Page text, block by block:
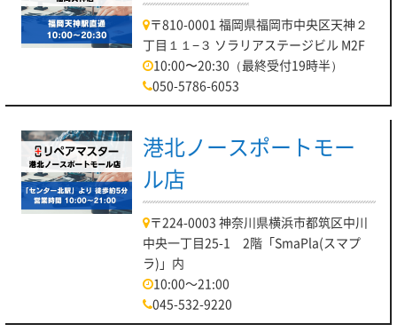
ております。
現在時短営業中です！
まず最初は、修理メニューです！
当店ではPC修理を幅広く対応させていただいております。
・起動不良
・バッテリー交換
・データ救出
等をはじめとする様々な修理メニューをご用意しております。
充電器を外すとすぐシャットダウンしてしまうノートパソコ
〒810-0001 福岡県福岡市中央区天神２
丁目１１−３ ソラリアステージビル M2F
10:00〜20:30（最終受付19時半）
050-5786-6053
港北ノースポートモー
ル店
〒224-0003 神奈川県横浜市都筑区中川
中央一丁目25-1 2階「SmaPla(スマプ
ラ)」内
10:00～21:00
045-532-9220